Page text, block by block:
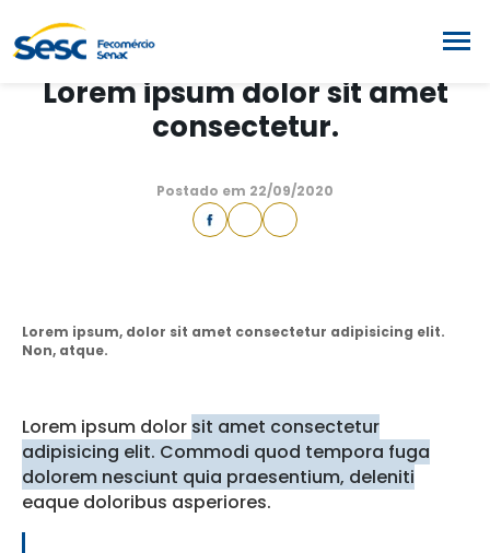
Lorem ipsum dolor sit amet
consectetur.
Postado em 22/09/2020
Lorem ipsum, dolor sit amet consectetur adipisicing elit.
Non, atque.
Lorem ipsum dolor sit amet consectetur
adipisicing elit. Commodi quod tempora fuga
dolorem nesciunt quia praesentium, deleniti
eaque doloribus asperiores.